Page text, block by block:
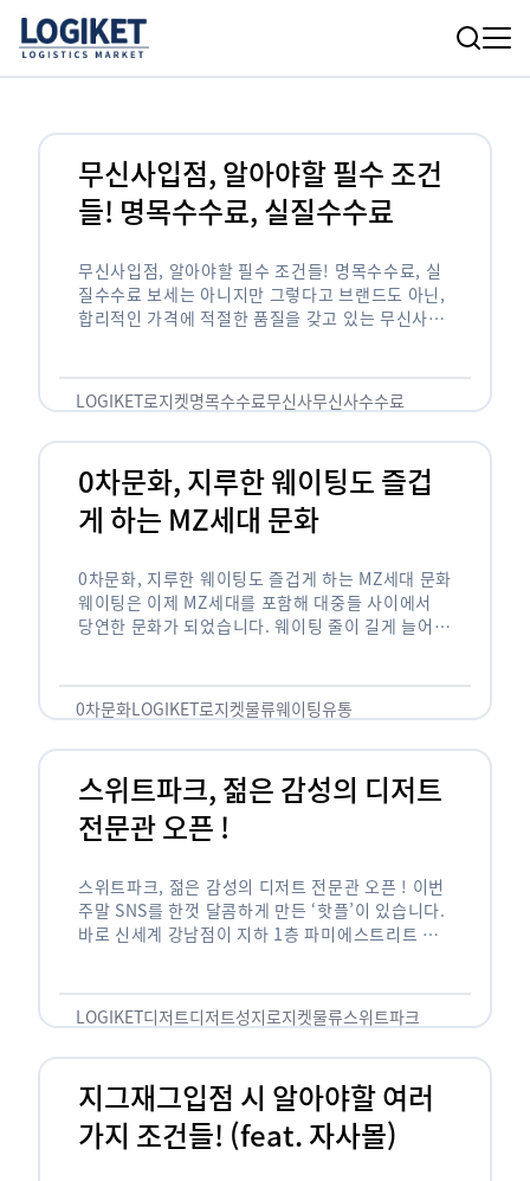
무신사입점, 알아야할 필수 조건
들! 명목수수료, 실질수수료
무신사입점, 알아야할 필수 조건들! 명목수수료, 실
질수수료 보세는 아니지만 그렇다고 브랜드도 아닌,
합리적인 가격에 적절한 품질을 갖고 있는 무신사!
LOGIKET로지켓명목수수료무신사무신사수수료
0차문화, 지루한 웨이팅도 즐겁
게 하는 MZ세대 문화
0차문화, 지루한 웨이팅도 즐겁게 하는 MZ세대 문화
웨이팅은 이제 MZ세대를 포함해 대중들 사이에서
당연한 문화가 되었습니다. 웨이팅 줄이 길게 늘어서
0차문화LOGIKET로지켓물류웨이팅유통
스위트파크, 젊은 감성의 디저트
전문관 오픈 !
스위트파크, 젊은 감성의 디저트 전문관 오픈 ! 이번
주말 SNS를 한껏 달콤하게 만든 ‘핫플’이 있습니다.
바로 신세계 강남점이 지하 1층 파미에스트리트 분
LOGIKET디저트디저트성지로지켓물류스위트파크
지그재그입점 시 알아야할 여러
가지 조건들! (feat. 자사몰)